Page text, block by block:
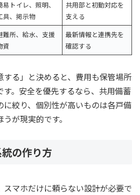
易トイレ、照明、
具、掲示物
共用部と初動対応を
支える
難所、給水、支援
資
最新情報と連携先を
確認する
する」と決めると、費用も保管場所
。安全を優先するなら、共用備蓄
に絞り、個別性が高いものは各戸備
が現実的です。
の作り方
マホだけに頼らない設計が必要で